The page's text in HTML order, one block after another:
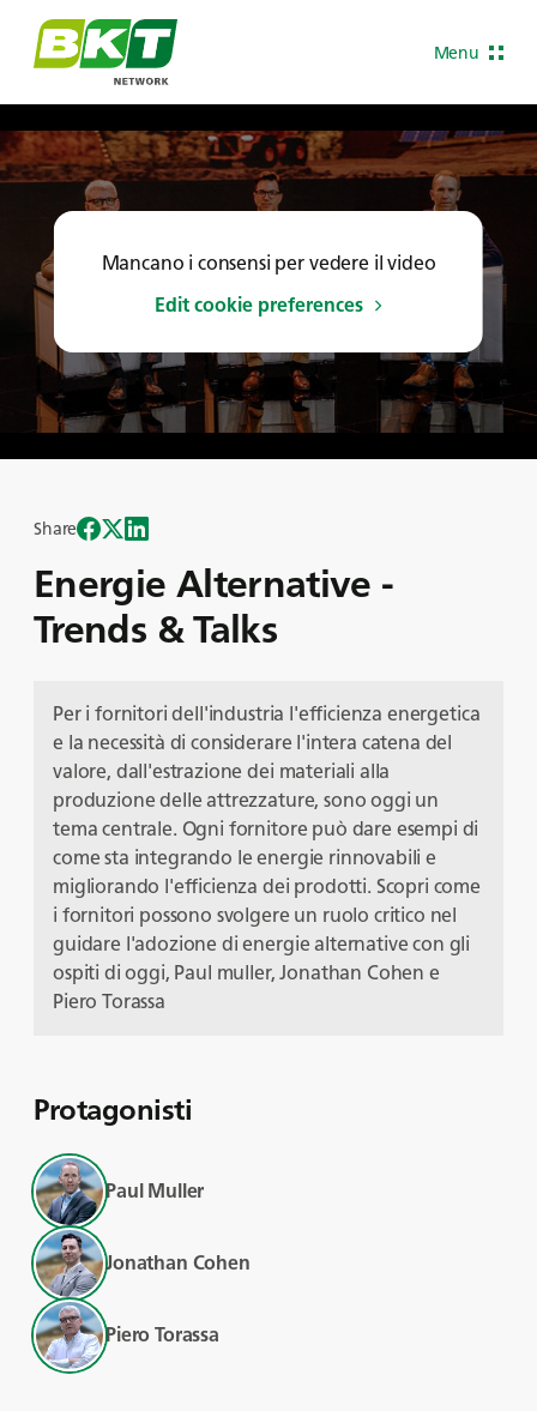
Menu
Mancano i consensi per vedere il video
Edit cookie preferences
Energie Alternative -
Trends & Talks
Share
Per i fornitori dell'industria l'efficienza energetica
e la necessità di considerare l'intera catena del
valore, dall'estrazione dei materiali alla
produzione delle attrezzature, sono oggi un
tema centrale. Ogni fornitore può dare esempi di
come sta integrando le energie rinnovabili e
migliorando l'efficienza dei prodotti. Scopri come
i fornitori possono svolgere un ruolo critico nel
guidare l'adozione di energie alternative con gli
ospiti di oggi, Paul muller, Jonathan Cohen e
Piero Torassa
Protagonisti
Paul Muller
Jonathan Cohen
Piero Torassa